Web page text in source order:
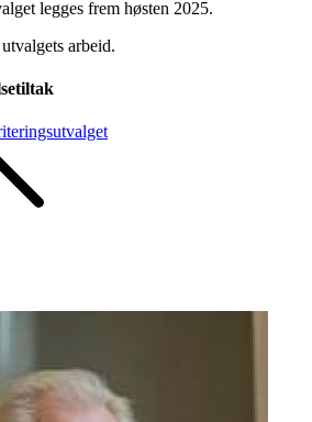
legges frem høsten 2025.
arbeid.